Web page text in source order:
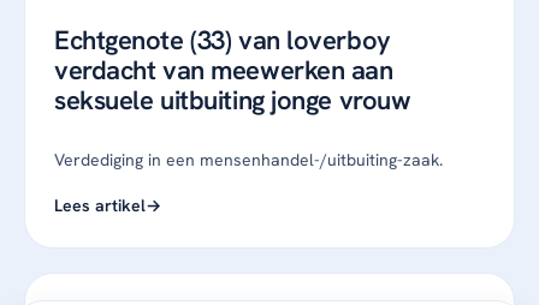
Echtgenote (33) van loverboy
verdacht van meewerken aan
seksuele uitbuiting jonge vrouw
Verdediging in een mensenhandel-/uitbuiting-zaak.
Lees artikel